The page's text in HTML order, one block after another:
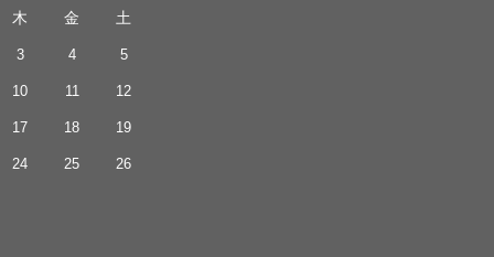
木 金 土
3 4 5
10 11 12
17 18 19
24 25 26